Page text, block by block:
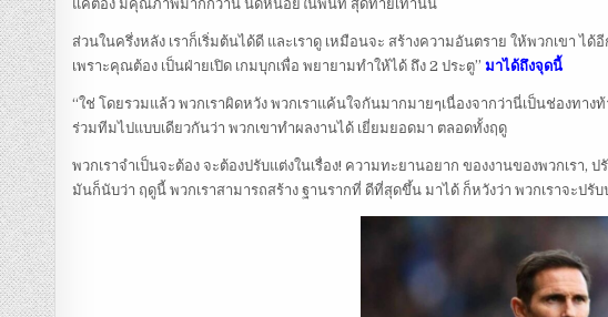
แค่ต้อง มีคุณภาพมากกว่านี้ นิดหน่อยในพื้นที่ สุดท้ายเท่านั้น
ส่วนในครึ่งหลัง เราก็เริ่มต้นได้ดี และเราดู เหมือนจะ สร้างความอันตราย ให้พวกเขา
เพราะคุณต้อง เป็นฝ่ายเปิด เกมบุกเพื่อ พยายามทำให้ได้ ถึง 2 ประตู”มาได้ถึงจุดนี้
“ใช่ โดยรวมแล้ว พวกเราผิดหวัง พวกเราแค้นใจกันมากมายๆเนื่องจากว่านี่เป็นช่องท
ร่วมทีมไปแบบเดียวกันว่า พวกเขาทำผลงานได้ เยี่ยมยอดมา ตลอดทั้งฤดู
พวกเราจำเป็นจะต้อง จะต้องปรับแต่งในเรื่อง! ความทะยานอยาก ของงานของพวกเรา,
มันก็นับว่า ฤดูนี้ พวกเราสามารถสร้าง ฐานรากที่ ดีที่สุดขึ้น มาได้ ก็หวังว่า พวกเราจะป